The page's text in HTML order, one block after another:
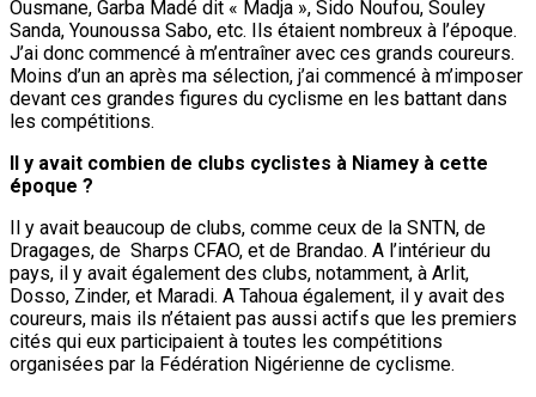
Ousmane, Garba Madé dit « Madja », Sido Noufou, Souley
Sanda, Younoussa Sabo, etc. Ils étaient nombreux à l’époque.
J’ai donc commencé à m’entraîner avec ces grands coureurs.
Moins d’un an après ma sélection, j’ai commencé à m’imposer
devant ces grandes figures du cyclisme en les battant dans
les compétitions.
Il y avait combien de clubs cyclistes à Niamey à cette
époque ?
Il y avait beaucoup de clubs, comme ceux de la SNTN, de
Dragages, de Sharps CFAO, et de Brandao. A l’intérieur du
pays, il y avait également des clubs, notamment, à Arlit,
Dosso, Zinder, et Maradi. A Tahoua également, il y avait des
coureurs, mais ils n’étaient pas aussi actifs que les premiers
cités qui eux participaient à toutes les compétitions
organisées par la Fédération Nigérienne de cyclisme.